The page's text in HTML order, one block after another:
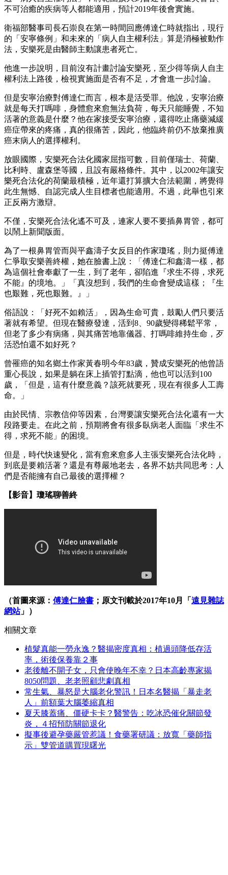
不可治癒的疾病等人都能適用，預計2019年後會實施。
衛福部醫事司長石崇良在第一時間回應傅達仁時就指出，現行
的「安寧條例」和未來的「病人自主權利法」算是消極被動作
法，安樂死是由醫師主動讓患者死亡。
他進一步說明，目前沒有計畫討論安樂死，至少得等病人自主
權利法上路後，檢視實施面是否有不足，才會進一步討論。
但是安寧治療對傅達仁而言，根本是活受罪。他說，安寧治療
就是每天打嗎啡，身體愈來愈無法負荷，每天只能睡覺，不知
活著的意義是什麼？他在家接受安寧治療，還得吃止痛藥減緩
癌症帶來的疼痛，真的很痛苦，因此，他臨終前仍不放棄推廣
癌末病人的選擇權利。
放眼國際，安樂死合法化國家屈指可數，目前僅瑞士、荷蘭、
比利時、盧森堡等國，且設有嚴格條件。其中，以2002年讓安
樂死合法化的荷蘭最積極，近年還打算擴大合法範圍，將覺得
此生無憾、自認完成人生目標者也能適用。不過，此舉也引來
正反兩方激辯。
不僅，安樂死合法化遙不可及，連家人要不要插鼻胃管，都可
以鬧上新聞版面。
為了一根鼻胃管而與平鑫濤子女反目的作家瓊瑤，則力挺傅達
仁爭取安樂善終權，她在臉書上說：「傅達仁和鑫濤一樣，都
為這個社會奉獻了一生，到了老年，卻陷進『求生不得，求死
不能』的境地。」「真沒想到，我們的生命會變成這樣；『生
也艱難，死也艱難。』」
俗語說：「好死不如賴活」，因為生命可貴，鼓勵人們只要活
著就有希望。但現在醫療發達，活到8、90歲變得稀鬆平常，
但老了多少有病痛，與其痛苦地靠儀器、打嗎啡維持生命，歹
活恐怕還不如好死？
曾罹癌的知名鄉土作家黃春明今年83歲，贊成安樂死的他曾語
重心長說，如果是躺在床上插管打點滴，他也可以活到100
歲，「但是，這有什麼意義？該死就要死，現在有很多人工壽
命。」
由於民情、宗教信仰等因素，台灣要讓安樂死合法化還有一大
段路要走。在此之前，預期將會有很多臥病老人面臨「求生不
得，求死不能」的困境。
但是，時代快速變化，當有愈來愈多人主張安樂死合法化時，
到底是要賴活著？還是有尊嚴地老去，各界不妨共同思考：人
們是否能擁有自己最後的選擇權？
【影音】瓊瑤聊善終
（首圖來源： 傅達仁臉書 ；原文刊載於2017年10月「 遠見雜誌
網站」）
相關文章
植髮真能一勞永逸？醫揭密度真相：植過頭降低存活
率，術後保養靠２事
老後離不開子女，只會使晚年不幸？日本高齡專家揭
8050問題、老老照顧悲劇真相
常生氣、暴怒是大腦老化警訊！日本名醫揭「暴走老
人」前額葉大腦萎縮真相
夏天膝蓋痛、僵硬卡卡？醫警告：吃冰恐催化關節發
炎，４招預防關節退化
擬事後避孕藥嚴管惹議！食藥署研議：放寬「藥師指
示」雙管道購買現曙光